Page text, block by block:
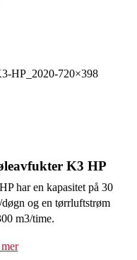
/ 50 Hz
kg
x 510 x 710 mm
K3 HP
har en kapasitet på 30
og en tørrluftstrøm
m3/time.